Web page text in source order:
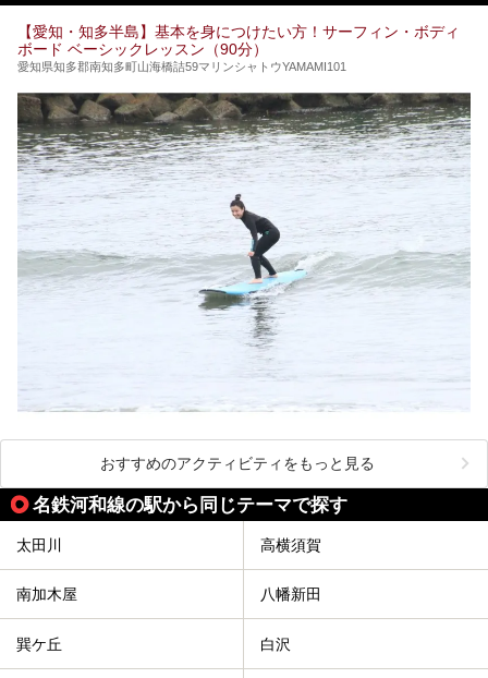
てみるのはいかがでしょうか？
【愛知・知多半島】基本を身につけたい方！サーフィン・ボディ
ボード ベーシックレッスン（90分）
愛知県知多郡南知多町山海橋詰59マリンシャトウYAMAMI101
おすすめのアクティビティをもっと見る
名鉄河和線の駅から同じテーマで探す
太田川 高横須賀
南加木屋 八幡新田
巽ケ丘 白沢